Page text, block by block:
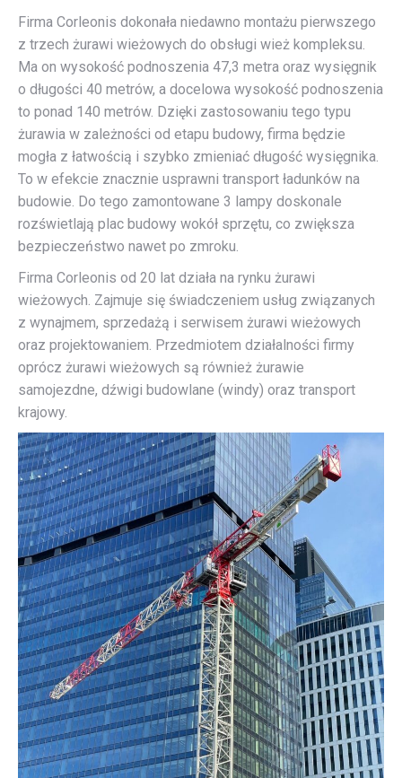
Firma Corleonis dokonała niedawno montażu pierwszego
z trzech żurawi wieżowych do obsługi wież kompleksu.
Ma on wysokość podnoszenia 47,3 metra oraz wysięgnik
o długości 40 metrów, a docelowa wysokość podnoszenia
to ponad 140 metrów. Dzięki zastosowaniu tego typu
żurawia w zależności od etapu budowy, firma będzie
mogła z łatwością i szybko zmieniać długość wysięgnika.
To w efekcie znacznie usprawni transport ładunków na
budowie. Do tego zamontowane 3 lampy doskonale
rozświetlają plac budowy wokół sprzętu, co zwiększa
bezpieczeństwo nawet po zmroku.
Firma Corleonis od 20 lat działa na rynku żurawi
wieżowych. Zajmuje się świadczeniem usług związanych
z wynajmem, sprzedażą i serwisem żurawi wieżowych
oraz projektowaniem. Przedmiotem działalności firmy
oprócz żurawi wieżowych są również żurawie
samojezdne, dźwigi budowlane (windy) oraz transport
krajowy.